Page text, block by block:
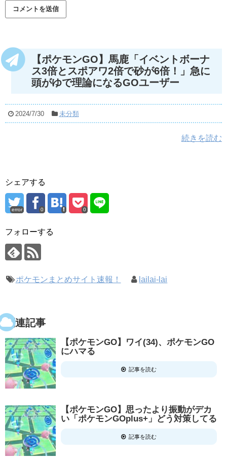
【ポケモンGO】馬鹿「イベントボーナ
ス3倍とスポアワ2倍で砂が6倍！」急に
頭がゆで理論になるGOユーザー
2024/7/30 未分類
続きを読む
シェアする
error 0 0
フォローする
ポケモンまとめサイト速報！ lailai-lai
関連記事
【ポケモンGO】ワイ(34)、ポケモンGO
にハマる
記事を読む
【ポケモンGO】思ったより振動がデカ
い「ポケモンGOplus+」どう対策してる
記事を読む